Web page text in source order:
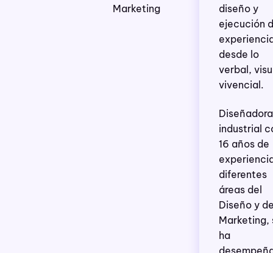
Marketing
diseño y
ejecución
desde lo
verbal,
vivencial.
Diseñadora
industrial
16 años de
diferentes
áreas del
Diseño y
Marketing,
ha